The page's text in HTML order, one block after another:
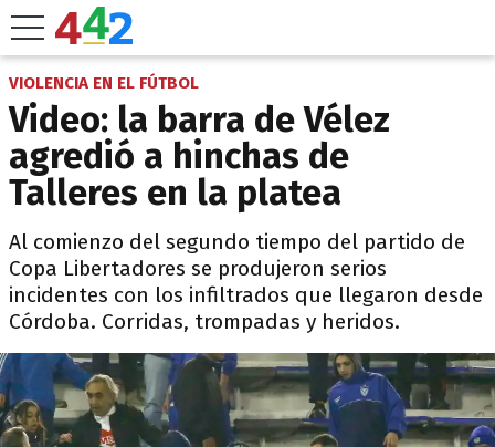
VIOLENCIA EN EL FÚTBOL
Video: la barra de Vélez
agredió a hinchas de
Talleres en la platea
Al comienzo del segundo tiempo del partido de
Copa Libertadores se produjeron serios
incidentes con los infiltrados que llegaron desde
Córdoba. Corridas, trompadas y heridos.